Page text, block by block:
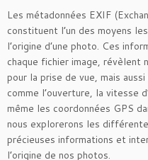
Les métadonnées EXIF
constituent l’un des moyens
l’origine d’une photo. Ces
chaque fichier image,
pour la prise de vue, mais
comme l’ouverture, la vitesse
même les coordonnées GPS
nous explorerons les
précieuses informations et
l’origine de nos photos.